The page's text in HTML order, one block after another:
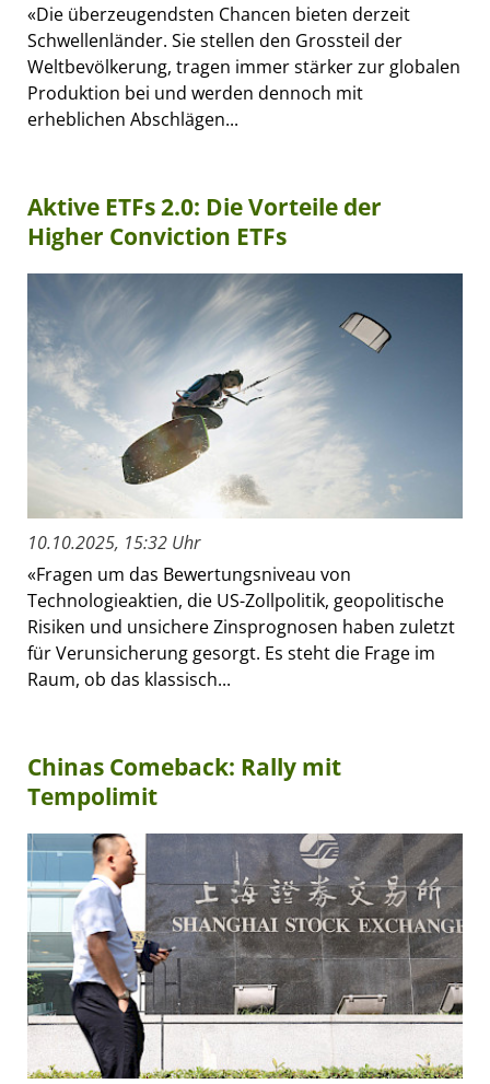
«Die überzeugendsten Chancen bieten derzeit
Schwellenländer. Sie stellen den Grossteil der
Weltbevölkerung, tragen immer stärker zur globalen
Produktion bei und werden dennoch mit
erheblichen Abschlägen...
Aktive ETFs 2.0: Die Vorteile der
Higher Conviction ETFs
10.10.2025, 15:32 Uhr
«Fragen um das Bewertungsniveau von
Technologieaktien, die US-Zollpolitik, geopolitische
Risiken und unsichere Zinsprognosen haben zuletzt
für Verunsicherung gesorgt. Es steht die Frage im
Raum, ob das klassisch...
Chinas Comeback: Rally mit
Tempolimit